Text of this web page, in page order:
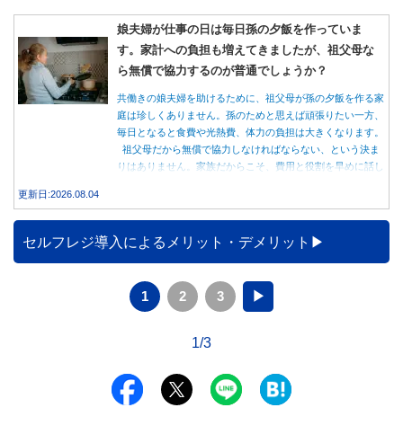
娘夫婦が仕事の日は毎日孫の夕飯を作っていま
す。家計への負担も増えてきましたが、祖父母な
ら無償で協力するのが普通でしょうか？
共働きの娘夫婦を助けるために、祖父母が孫の夕飯を作る家
庭は珍しくありません。孫のためと思えば頑張りたい一方、
毎日となると食費や光熱費、体力の負担は大きくなります。
祖父母だから無償で協力しなければならない、という決ま
りはありません。家族だからこそ、費用と役割を早めに話し
更新日:2026.08.04
セルフレジ導入によるメリット・デメリット
1 2 3 ▶
1/3